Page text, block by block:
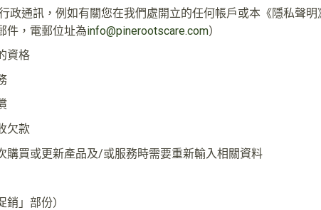
政通訊，例如有關您在我們處開立的任何帳戶或本《隱私聲
件，電郵位址為info@pinerootscare.com）
資格
欠款
購買或更新產品及/或服務時需要重新輸入相關資料
」部份）